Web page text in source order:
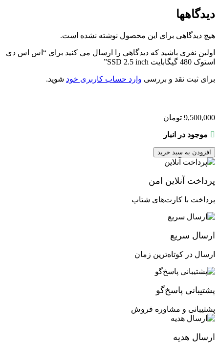
دیدگاهها
هیچ دیدگاهی برای این محصول نوشته نشده است.
اولین نفری باشید که دیدگاهی را ارسال می کنید برای “اس اس دی
استوک 480 گیگابایت SSD 2.5 inch”
برای ثبت نقد و بررسی وارد حساب کاربری خود شوید.
9,500,000 تومان
موجود در انبار
افزودن به سبد خرید
پرداخت آنلاین امن
پرداخت با کارت‌های شتاب
ارسال سریع
ارسال در کوتاه‌ترین زمان
پشتیبانی پاسخ‌گو
پشتیبانی و مشاوره فروش
ارسال هدیه